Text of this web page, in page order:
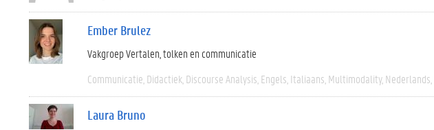
Ember Brulez
Vakgroep Vertalen, tolken en communicatie
Communicatie Didactiek Discourse Analysis Engels Italiaans Multimodality Nederlands
Laura Bruno